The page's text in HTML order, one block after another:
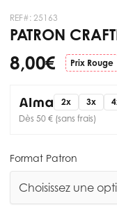
REF#: 25163
PATRON
8,00 € Prix Rouge
2x 3x
Dès 50 € (sans frais)
Format Patron